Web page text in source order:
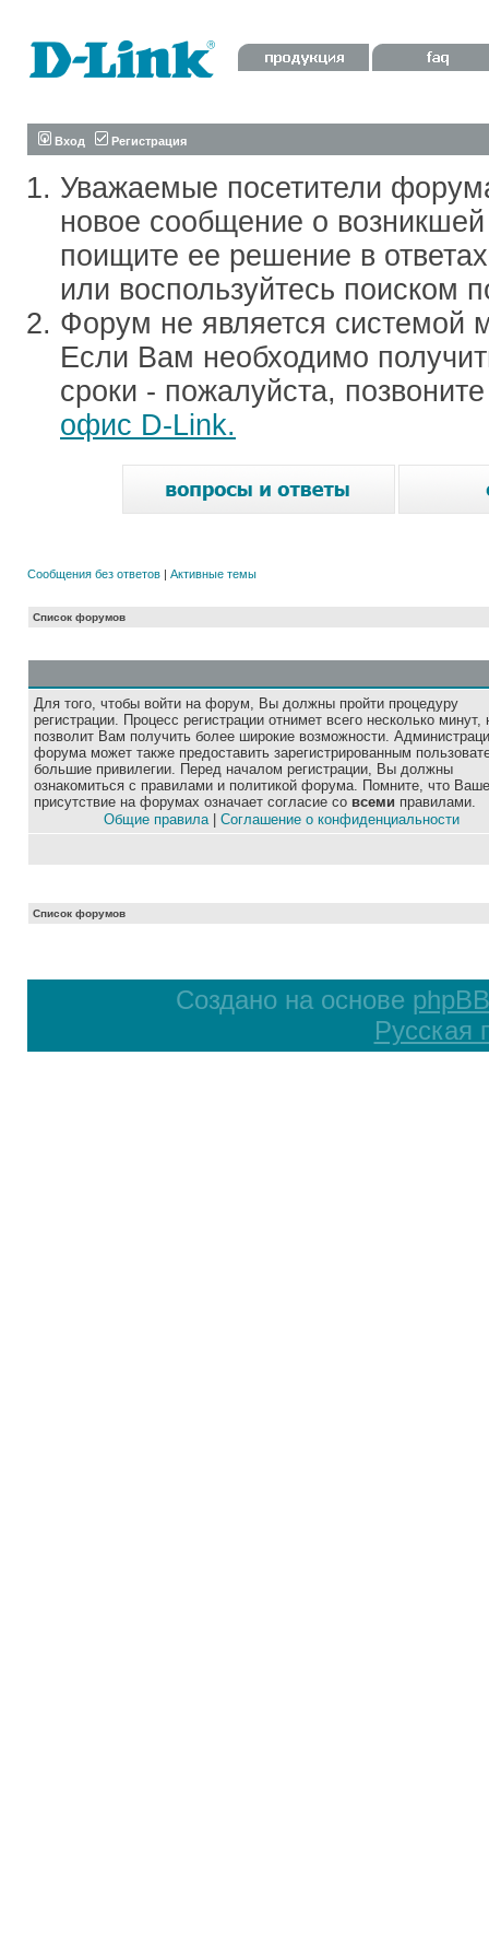
Вход Регистрация
Уважаемые посетители
новое сообщение о
поищите ее решение в
или воспользуйтесь поиском
Форум не является системой
Если Вам необходимо
сроки - пожалуйста,
офис D-Link.
Сообщения без ответов | Активные темы
Список форумов
Для того, чтобы войти на форум, Вы должны пройти процедуру
регистрации. Процесс регистрации отнимет всего несколько минут,
позволит Вам получить более широкие возможности.
форума может также предоставить зарегистрированным
большие привилегии. Перед началом регистрации, Вы должны
ознакомиться с правилами и политикой форума. Помните, что Ваше
присутствие на форумах означает согласие со всеми правилами.
Общие правила| Соглашение о конфиденциальности
Список форумов
Создано на основе phpBB
Русская